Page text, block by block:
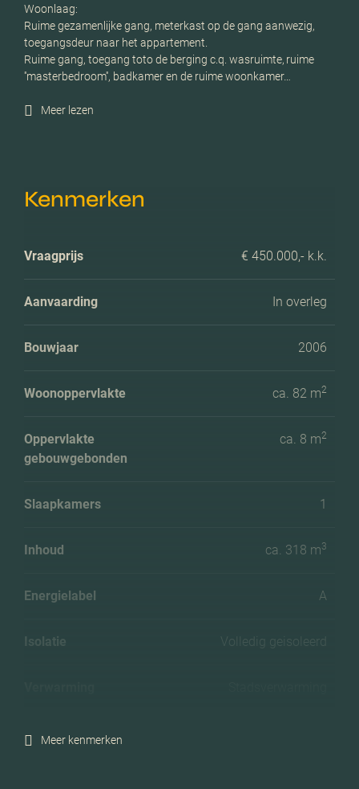
Woonlaag:
Ruime gezamenlijke gang, meterkast op de gang aanwezig,
toegangsdeur naar het appartement.
Ruime gang, toegang toto de berging c.q. wasruimte, ruime
''masterbedroom'', badkamer en de ruime woonkamer…
Meer lezen
Kenmerken
Vraagprijs € 450.000,- k.k.
Aanvaarding In overleg
Bouwjaar 2006
Woonoppervlakte ca. 82 m2
Oppervlakte
gebouwgebonden
ca. 8 m2
Slaapkamers 1
Inhoud ca. 318 m3
Energielabel A
Isolatie Volledig geisoleerd
Voorzieningen
Meer kenmerken